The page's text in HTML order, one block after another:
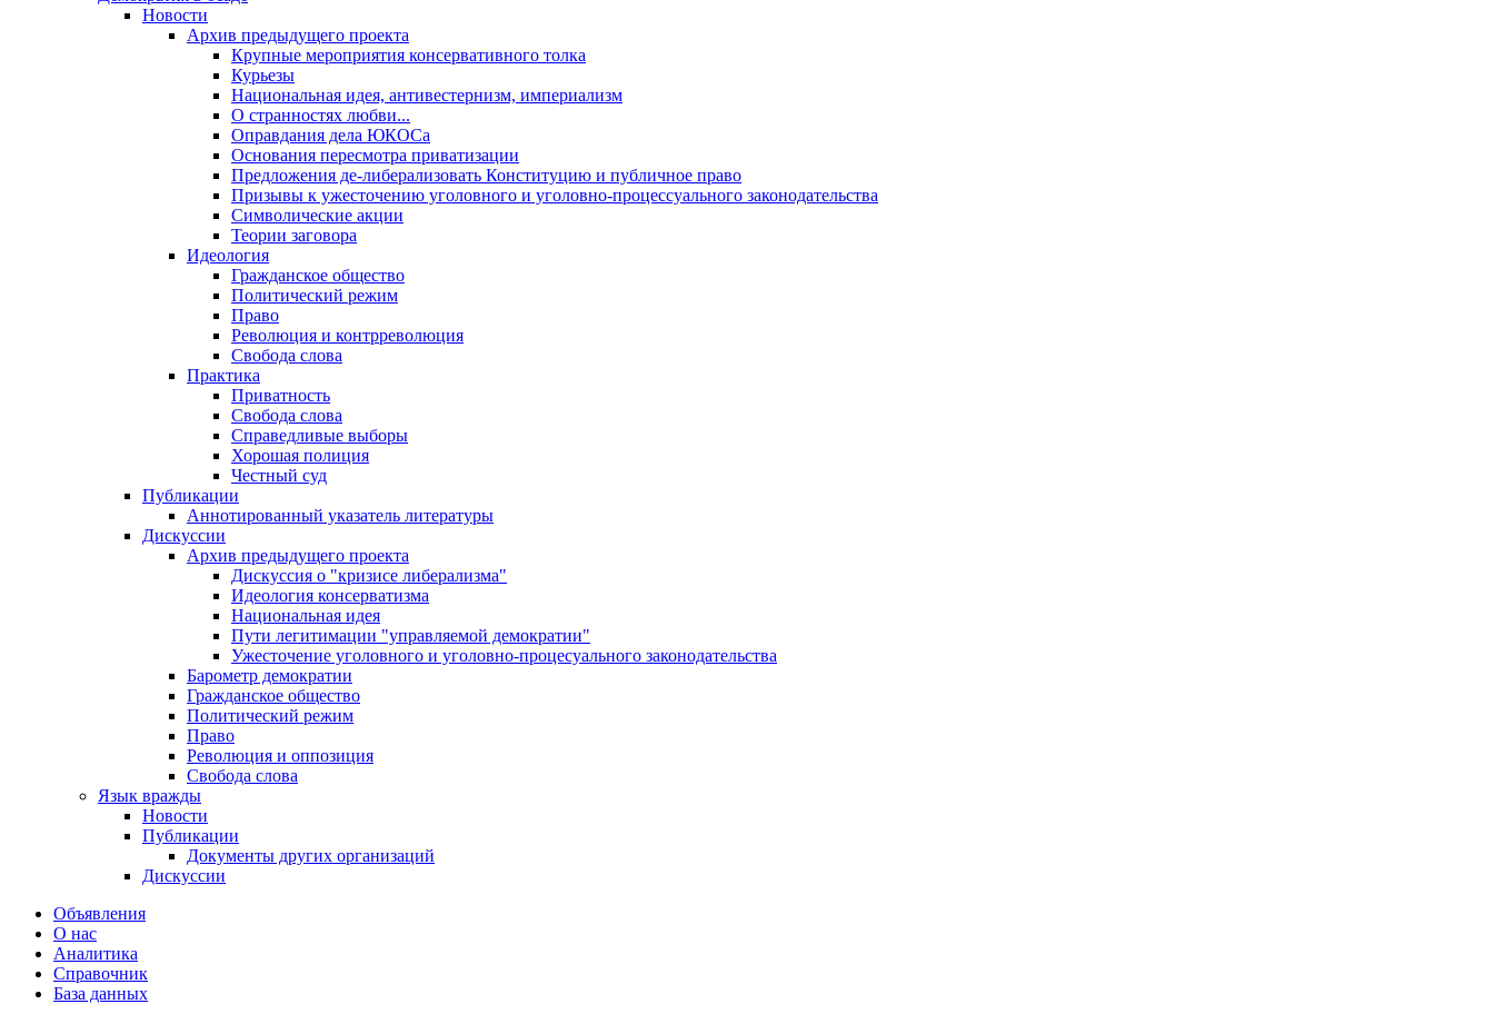
Новости
Архив предыдущего проекта
Крупные мероприятия консервативного толка
Курьезы
Национальная идея, антивестернизм, империализм
О странностях любви...
Оправдания дела ЮКОСа
Основания пересмотра приватизации
Предложения де-либерализовать Конституцию и публичное право
Призывы к ужесточению уголовного и уголовно-процессуального законодательства
Символические акции
Теории заговора
Идеология
Гражданское общество
Политический режим
Право
Революция и контрреволюция
Свобода слова
Практика
Приватность
Свобода слова
Справедливые выборы
Хорошая полиция
Честный суд
Публикации
Аннотированный указатель литературы
Дискуссии
Архив предыдущего проекта
Дискуссия о "кризисе либерализма"
Идеология консерватизма
Национальная идея
Пути легитимации "управляемой демократии"
Ужесточение уголовного и уголовно-процесуального законодательства
Барометр демократии
Гражданское общество
Политический режим
Право
Революция и оппозиция
Свобода слова
Язык вражды
Новости
Публикации
Документы других организаций
Дискуссии
Объявления
О нас
Аналитика
Справочник
База данных